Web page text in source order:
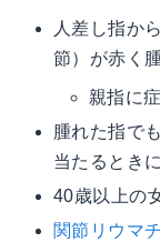
人差し指か
節）が赤く
親指に
腫れた指で
当たるとき
40歳以上の
関節リウマチ